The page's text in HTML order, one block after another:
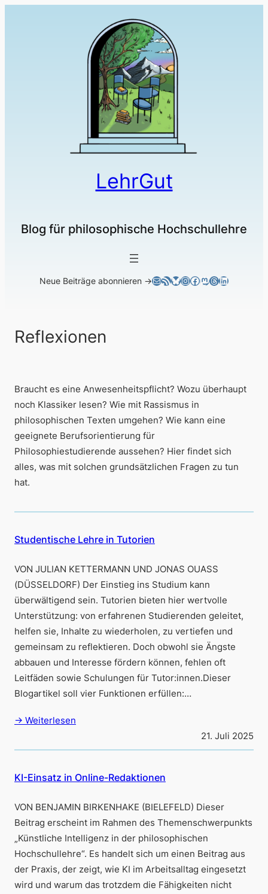
LehrGut
Blog für philosophische Hochschullehre
Neue Beiträge abonnieren →E-MailRSS-FeedBluesky
Instagram
Facebook
Mastodon
Threads
LinkedIn
Reflexionen
Braucht es eine Anwesenheitspflicht? Wozu überhaupt
noch Klassiker lesen? Wie mit Rassismus in
philosophischen Texten umgehen? Wie kann eine
geeignete Berufsorientierung für
Philosophiestudierende aussehen? Hier findet sich
alles, was mit solchen grundsätzlichen Fragen zu tun
hat.
Studentische Lehre in Tutorien
VON JULIAN KETTERMANN UND JONAS OUASS
(DÜSSELDORF) Der Einstieg ins Studium kann
überwältigend sein. Tutorien bieten hier wertvolle
Unterstützung: von erfahrenen Studierenden geleitet,
helfen sie, Inhalte zu wiederholen, zu vertiefen und
gemeinsam zu reflektieren. Doch obwohl sie Ängste
abbauen und Interesse fördern können, fehlen oft
Leitfäden sowie Schulungen für Tutor:innen.Dieser
Blogartikel soll vier Funktionen erfüllen:…
→ Weiterlesen
21. Juli 2025
KI-Einsatz in Online-Redaktionen
VON BENJAMIN BIRKENHAKE (BIELEFELD) Dieser
Beitrag erscheint im Rahmen des Themenschwerpunkts
„Künstliche Intelligenz in der philosophischen
Hochschullehre“. Es handelt sich um einen Beitrag aus
der Praxis, der zeigt, wie KI im Arbeitsalltag eingesetzt
wird und warum das trotzdem die Fähigkeiten nicht